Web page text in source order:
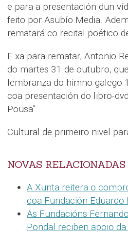
e para a presentación dun
feito por Asubío Media.
rematará co recital poético
E xa para rematar, Antonio
do martes 31 de outubro,
lembranza do himno galego
coa presentación do libro-
Pousa”.
Cultural de primeiro nivel
NOVAS RELACIONADAS
A Xunta reitera o
coa Fundación Eduardo
As Fundacións
Pondal reciben apoio